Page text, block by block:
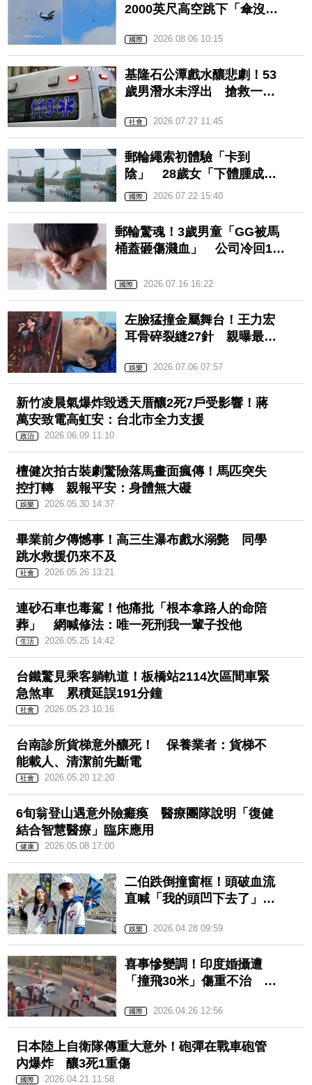
2000英尺高空跳下「傘沒
國際 2026.08.06 10:15
基隆石公潭戲水釀悲劇！53
歲男潛水未浮出 搶救一夜
社會 2026.07.27 11:45
郵輪繩索初體驗「卡到
陰」 28歲女「下體腫成葡
萄柚」花天價醫療費回美治
國際 2026.07.22 15:40
郵輪驚魂！3歲男童「GG被馬
桶蓋砸傷濺血」 公司冷回1句
國際 2026.07.16 16:22
左臉猛撞金屬舞台！王力宏
耳骨碎裂縫27針 親曝最新
娛樂 2026.07.06 07:57
新竹凌晨氣爆炸毀透天厝釀2死7戶受影響！蔣
萬安致電高虹安：台北市全力支援
政治 2026.06.09 11:10
檀健次拍古裝劇驚險落馬畫面瘋傳！馬匹突失
控打轉 親報平安：身體無大礙
娛樂 2026.05.30 14:37
畢業前夕傳憾事！高三生瀑布戲水溺斃 同學
跳水救援仍來不及
社會 2026.05.26 13:21
連砂石車也毒駕！他痛批「根本拿路人的命陪
葬」 網喊修法：唯一死刑我一輩子投他
生活 2026.05.25 14:42
台鐵驚見乘客躺軌道！板橋站2114次區間車緊
急煞車 累積延誤191分鐘
社會 2026.05.23 10:16
台南診所貨梯意外釀死！ 保養業者：貨梯不
能載人、清潔前先斷電
社會 2026.05.20 12:20
6旬翁登山遇意外險癱瘓 醫療團隊說明「復健
結合智慧醫療」臨床應用
健康 2026.05.08 17:00
二伯跌倒撞窗框！頭破血流
直喊「我的頭凹下去了」
娛樂 2026.04.28 09:59
喜事慘變調！印度婚攝遭
「撞飛30米」傷重不治 驚
國際 2026.04.26 12:56
日本陸上自衛隊傳重大意
外！砲彈在戰車砲管內爆